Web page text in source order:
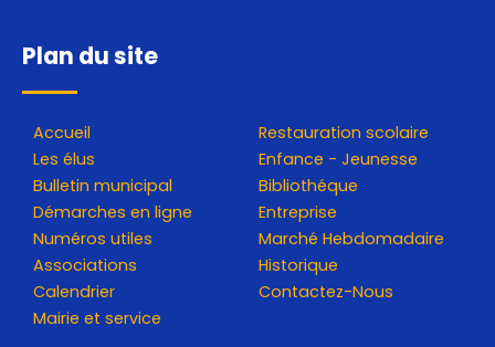
Plan du site
Accueil
Les élus
Bulletin municipal
Démarches en ligne
Numéros utiles
Associations
Calendrier
Mairie et service
Restauration scolaire
Enfance - Jeunesse
Bibliothéque
Entreprise
Marché Hebdomadaire
Historique
Contactez-Nous